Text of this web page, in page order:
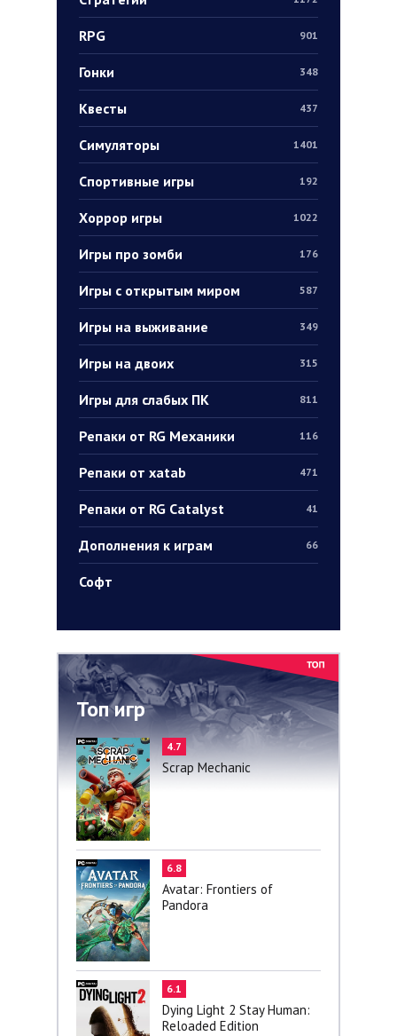
RPG 901
Гонки 348
Квесты 437
Симуляторы 1401
Спортивные игры 192
Хоррор игры 1022
Игры про зомби 176
Игры с открытым миром 587
Игры на выживание 349
Игры на двоих 315
Игры для слабых ПК 811
Репаки от RG Механики 116
Репаки от xatab 471
Репаки от RG Catalyst 41
Дополнения к играм 66
Софт
Топ игр
4.7
Scrap Mechanic
6.8
Avatar: Frontiers of
Pandora
6.1
Dying Light 2 Stay Human:
Reloaded Edition